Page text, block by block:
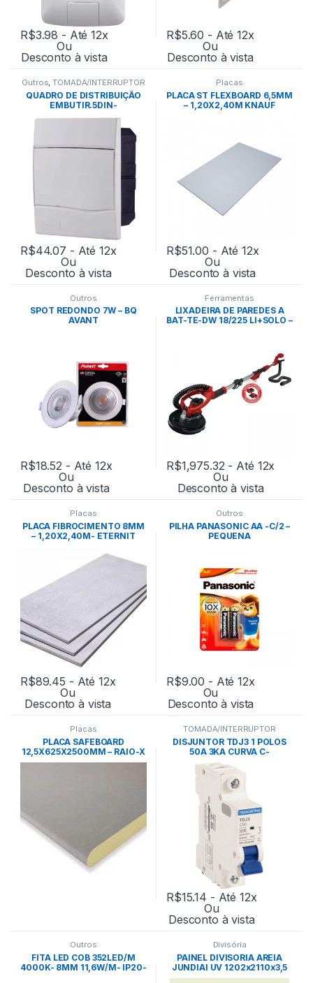
R$3.98 - Até 12x
Ou
Desconto à vista
R$5.60 - Até 12x
Ou
Desconto à vista
Outros,TOMADA/INTERRUPTOR
QUADRO DE DISTRIBUIÇÃO
EMBUTIR.5DIN-
R$44.07 - Até 12x
Ou
Desconto à vista
Placas
PLACA ST FLEXBOARD 6,5MM
– 1,20X2,40M KNAUF
R$51.00 - Até 12x
Ou
Desconto à vista
Outros
SPOT REDONDO 7W – BQ
AVANT
R$18.52 - Até 12x
Ou
Desconto à vista
Ferramentas
LIXADEIRA DE PAREDES A
BAT-TE-DW 18/225 LI+SOLO –
R$1,975.32 - Até 12x
Ou
Desconto à vista
Placas
PLACA FIBROCIMENTO 8MM
– 1,20X2,40M- ETERNIT
R$89.45 - Até 12x
Ou
Desconto à vista
Outros
PILHA PANASONIC AA -C/2 –
PEQUENA
R$9.00 - Até 12x
Ou
Desconto à vista
Placas
PLACA SAFEBOARD
12,5X625X2500MM – RAIO-X
TOMADA/INTERRUPTOR
DISJUNTOR TDJ3 1 POLOS
50A 3KA CURVA C-
TRAMONTINA
R$15.14 - Até 12x
Ou
Desconto à vista
Outros
FITA LED COB 352LED/M
4000K- 8MM 11,6W/M- IP20-
Divisória
PAINEL DIVISORIA AREIA
JUNDIAI UV 1202x2110x3,5
UN – EUCATEX